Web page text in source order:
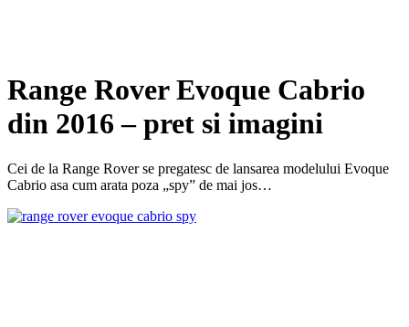
Range Rover Evoque Cabrio
din 2016 – pret si imagini
Cei de la Range Rover se pregatesc de lansarea modelului Evoque
Cabrio asa cum arata poza „spy” de mai jos…